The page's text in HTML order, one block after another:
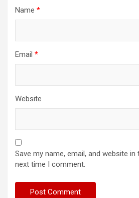
Name *
Email *
Website
Save my name, email, and website
next time I comment.